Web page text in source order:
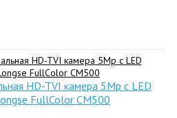
HD-TVI камера 5Mp с LED
FullColor CM500